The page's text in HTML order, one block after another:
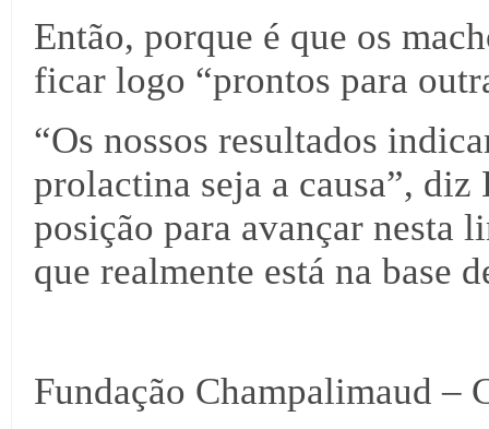
Então, porque é que os
ficar logo “prontos para
“Os nossos resultados
prolactina seja a causa”,
posição para avançar nesta
que realmente está na base
Fundação Champalimaud –